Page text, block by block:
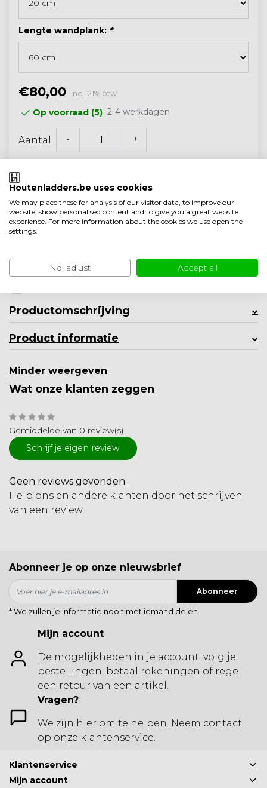
Lengte wandplank: *
€80,00 incl. 21% btw
Op voorraad (5) 2-4 werkdagen
Aantal - +
Klantenbeoordeling 9.1/10
Ambachtelijke kwaliteit uit Nederland
Productomschrijving
Product informatie
Minder weergeven
Wat onze klanten zeggen
Gemiddelde van 0 review(s)
Schrijf je eigen review
Geen reviews gevonden
Help ons en andere klanten door het schrijven
van een review
Abonneer je op onze nieuwsbrief
Abonneer
* We zullen je informatie nooit met iemand delen.
Mijn account
De mogelijkheden in je account: volg je
bestellingen, betaal rekeningen of regel
een retour van een artikel.
Vragen?
We zijn hier om te helpen. Neem contact
op onze klantenservice.
Klantenservice
Mijn account
Houtenladders.be uses cookies
We may place these for analysis of our visitor data, to improve our
website, show personalised content and to give you a great website
experience. For more information about the cookies we use open the
settings.
No, adjust Accept all